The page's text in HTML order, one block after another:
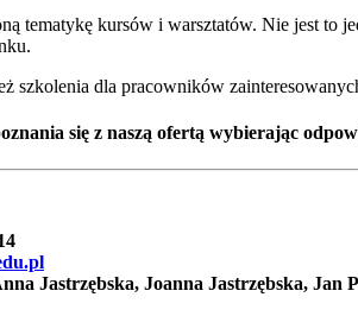
tematykę kursów i warsztatów. Nie jest to
szkolenia dla pracowników
się z naszą ofertą wybierając
Jastrzębska, Joanna Jastrzębska, Jan